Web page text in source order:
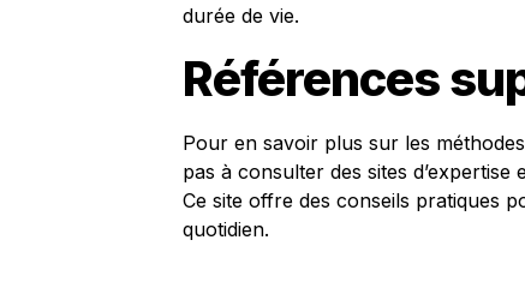
durée de vie.
Références
Pour en savoir plus sur les
pas à consulter des sites
Ce site offre des conseils pratiques
quotidien.